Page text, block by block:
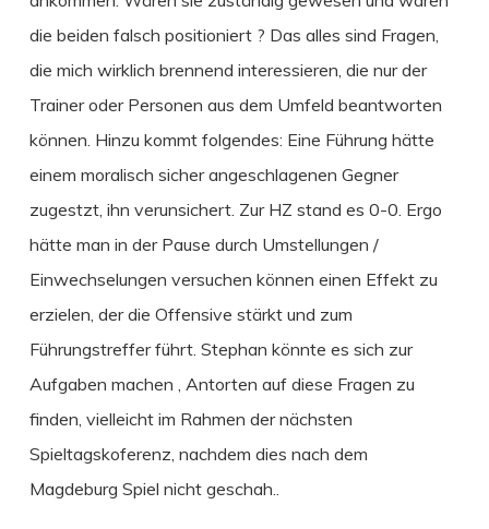
die beiden falsch positioniert ? Das alles sind Fragen,
die mich wirklich brennend interessieren, die nur der
Trainer oder Personen aus dem Umfeld beantworten
können. Hinzu kommt folgendes: Eine Führung hätte
einem moralisch sicher angeschlagenen Gegner
zugestzt, ihn verunsichert. Zur HZ stand es 0-0. Ergo
hätte man in der Pause durch Umstellungen /
Einwechselungen versuchen können einen Effekt zu
erzielen, der die Offensive stärkt und zum
Führungstreffer führt. Stephan könnte es sich zur
Aufgaben machen , Antorten auf diese Fragen zu
finden, vielleicht im Rahmen der nächsten
Spieltagskoferenz, nachdem dies nach dem
Magdeburg Spiel nicht geschah..